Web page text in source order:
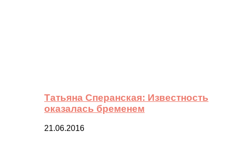
Татьяна Сперанская: Известность
оказалась бременем
21.06.2016